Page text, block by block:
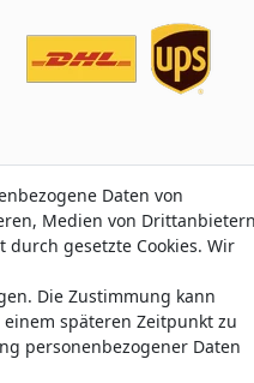
| Bewertungsgrundlage des
Daten von
Medien von Drittanbietern
gesetzte Cookies. Wir
Die Zustimmung kann
späteren Zeitpunkt zu
personenbezogener Daten
Daten von
Medien von Drittanbietern
gesetzte Cookies. Wir
Die Zustimmung kann
späteren Zeitpunkt zu
personenbezogener Daten